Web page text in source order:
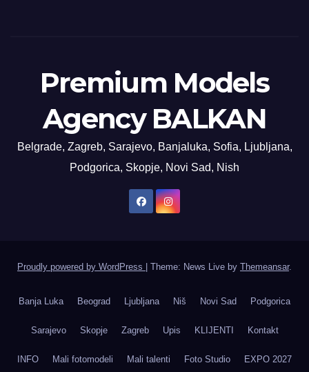
Premium Models
Agency BALKAN
Belgrade, Zagreb, Sarajevo, Banjaluka, Sofia, Ljubljana,
Podgorica, Skopje, Novi Sad, Nish
Proudly powered by WordPress Theme: News Live by Themeansar.
Banja Luka Beograd Ljubljana Niš Novi Sad Podgorica
Sarajevo Skopje Zagreb Upis KLIJENTI Kontakt
INFO Mali fotomodeli Mali talenti Foto Studio EXPO 2027